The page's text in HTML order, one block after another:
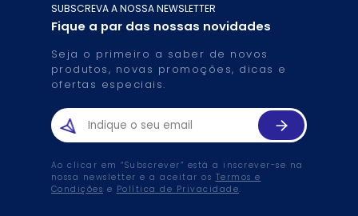
SUBSCREVA A NOSSA NEWSLETTER
Fique a par das nossas novidades
Seja o primeiro a saber de novos
produtos, novas promoções, dicas e
ofertas especiais.
Ao clicar em “Subscrever” está a inscrever-se na
nossa newsletter e a aceitar os Termos e
Condições e Política de Privacidade.